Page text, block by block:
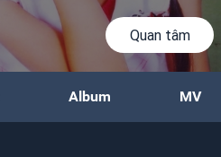
Quan tâm
Album MV